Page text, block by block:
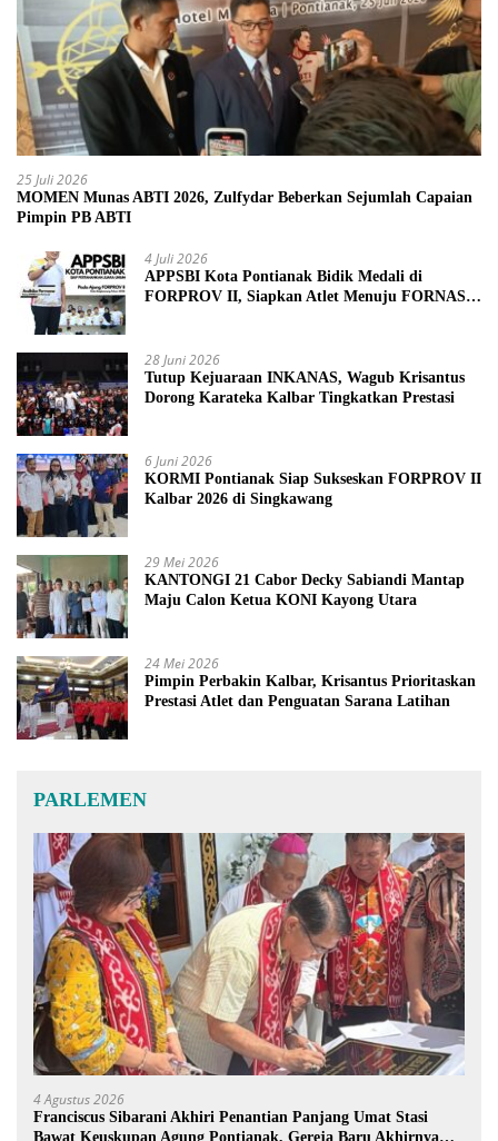
25 Juli 2026
MOMEN Munas ABTI 2026, Zulfydar Beberkan Sejumlah Capaian
Pimpin PB ABTI
4 Juli 2026
APPSBI Kota Pontianak Bidik Medali di
FORPROV II, Siapkan Atlet Menuju FORNAS
28 Juni 2026
Tutup Kejuaraan INKANAS, Wagub Krisantus
Dorong Karateka Kalbar Tingkatkan Prestasi
6 Juni 2026
KORMI Pontianak Siap Sukseskan FORPROV II
Kalbar 2026 di Singkawang
29 Mei 2026
KANTONGI 21 Cabor Decky Sabiandi Mantap
Maju Calon Ketua KONI Kayong Utara
24 Mei 2026
Pimpin Perbakin Kalbar, Krisantus Prioritaskan
Prestasi Atlet dan Penguatan Sarana Latihan
PARLEMEN
4 Agustus 2026
Franciscus Sibarani Akhiri Penantian Panjang Umat Stasi
Bawat Keuskupan Agung Pontianak, Gereja Baru Akhirnya